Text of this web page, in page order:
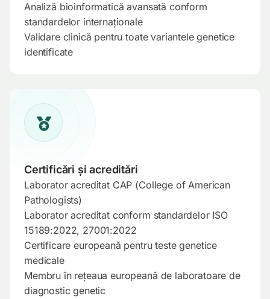
Analiză bioinformatică avansată conform
standardelor internaționale
Validare clinică pentru toate variantele genetice
identificate
Certificări și acreditări
Laborator acreditat CAP (College of American
Pathologists)
Laborator acreditat conform standardelor ISO
15189:2022, 27001:2022
Certificare europeană pentru teste genetice
medicale
Membru în rețeaua europeană de laboratoare de
diagnostic genetic